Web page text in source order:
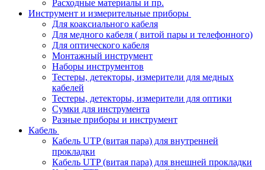
Расходные материалы и пр.
Инструмент и измерительные приборы
Для коаксиального кабеля
Для медного кабеля ( витой пары и телефонного)
Для оптического кабеля
Монтажный инструмент
Наборы инструментов
Тестеры, детекторы, измерители для медных
кабелей
Тестеры, детекторы, измерители для оптики
Сумки для инструмента
Разные приборы и инструмент
Кабель
Кабель UTP (витая пара) для внутренней
прокладки
Кабель UTP (витая пара) для внешней прокладки